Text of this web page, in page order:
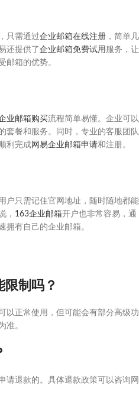
只需通过企业邮箱在线注册 ，简单几
还提供了 企业邮箱免费试用 服务，让
邮箱的优势。
业邮箱购买流程简单易懂。企业可以
套餐和服务。同时，专业的客服团队
利完成网易企业邮箱申请和注册。
户只需记住官网地址，随时随地都能
， 163企业邮箱开户也非常容易，通
拥有自己的企业邮箱。
制吗？
以正常使用，但可能会有部分高级功
准。
请退款的。具体退款政策可以咨询网